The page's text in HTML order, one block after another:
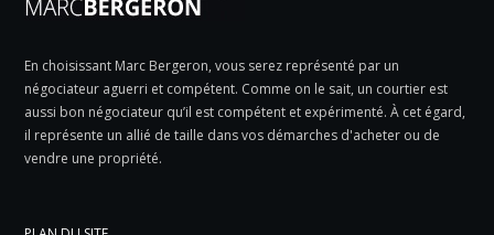
En choisissant Marc Bergeron, vous serez représenté par un
négociateur aguerri et compétent. Comme on le sait, un courtier est
aussi bon négociateur qu’il est compétent et expérimenté. À cet égard,
il représente un allié de taille dans vos démarches d'acheter ou de
vendre une propriété.